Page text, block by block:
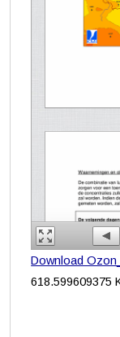
Download
618.599609375